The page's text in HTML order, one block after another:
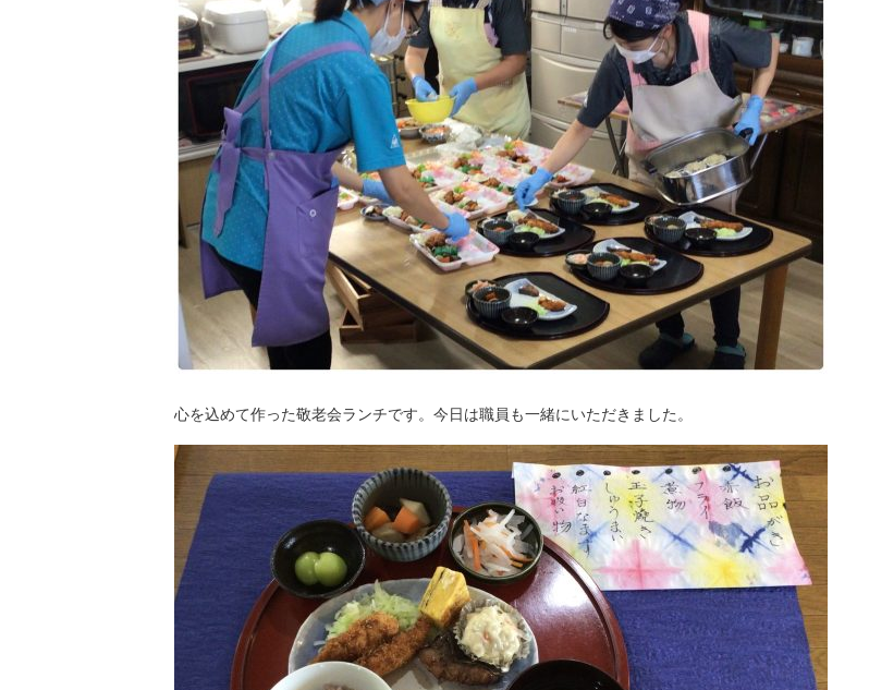
心を込めて作った敬老会ランチです。今日は職員も一緒にいただきました。